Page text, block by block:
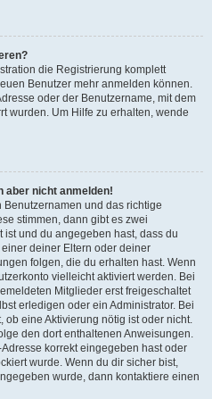
die Registrierung komplett
Benutzer mehr anmelden können.
oder der Benutzername, mit dem
wurden. Um Hilfe zu erhalten, wende
aber nicht anmelden!
und das richtige
stimmen, dann gibt es zwei
ist und du angegeben hast, dass du
deiner Eltern oder deiner
folgen, die du erhalten hast. Wenn
vielleicht aktiviert werden. Bei
Mitglieder erst freigeschaltet
erledigen oder ein Administrator. Bei
eine Aktivierung nötig ist oder nicht.
den dort enthaltenen Anweisungen.
korrekt eingegeben hast oder
wurde. Wenn du dir sicher bist,
wurde, dann kontaktiere einen